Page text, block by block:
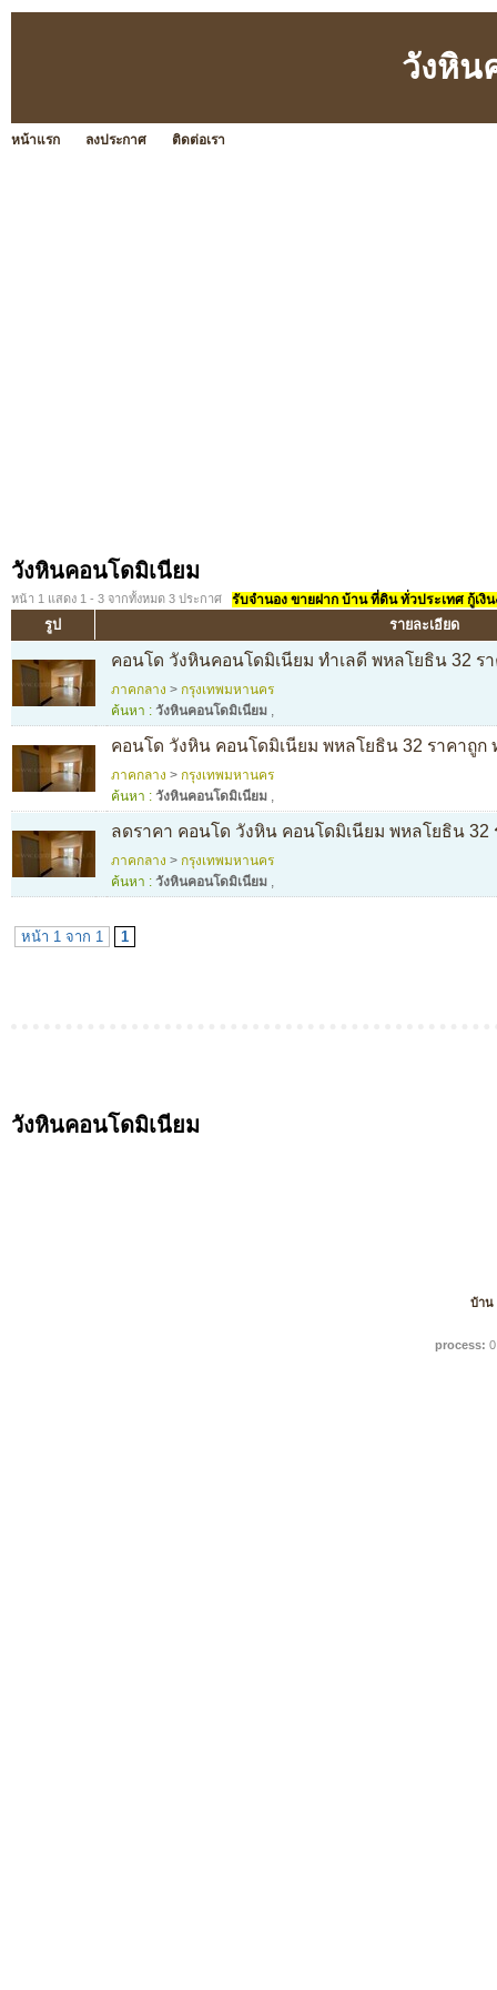
วังหิน
หน้าแรก ลงประกาศ ติดต่อเรา
วังหินคอนโดมิเนียม
หน้า 1 แสดง 1 - 3 จากทั้งหมด 3 ประกาศ รับจำนอง ขายฝาก บ้าน ที่ดิน ทั่วประเทศ กู้เงิ
รูป รายละเอียด
คอนโด วังหินคอนโดมิเนียม ทำเลดี พหลโยธิน 32 ร
ภาคกลาง > กรุงเทพมหานคร
ค้นหา : วังหินคอนโดมิเนียม ,
คอนโด วังหิน คอนโดมิเนียม พหลโยธิน 32 ราคาถูก
ภาคกลาง > กรุงเทพมหานคร
ค้นหา : วังหินคอนโดมิเนียม ,
ลดราคา คอนโด วังหิน คอนโดมิเนียม พหลโยธิน 32
ภาคกลาง > กรุงเทพมหานคร
ค้นหา : วังหินคอนโดมิเนียม ,
หน้า 1 จาก 1 1
วังหินคอนโดมิเนียม
บ้าน
process: